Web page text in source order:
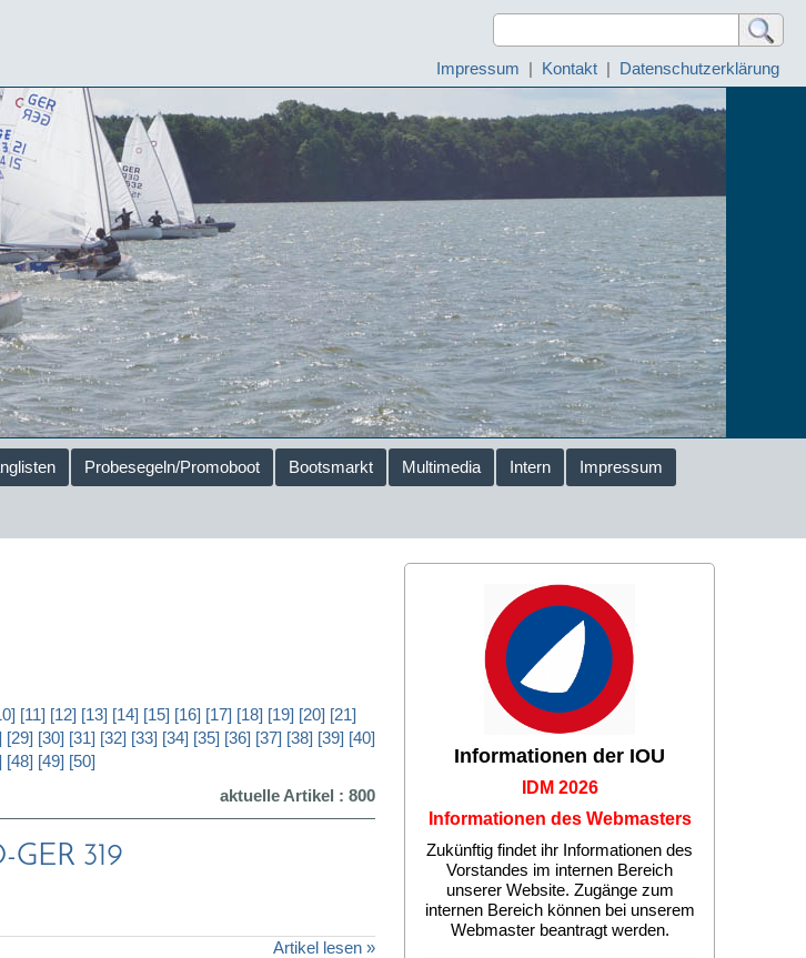
Impressum | Kontakt | Datenschutzerklärung
Probesegeln/Promoboot Bootsmarkt Multimedia Intern Impressum
[11] [12] [13] [14] [15] [16] [17] [18] [19] [20] [21]
[29] [30] [31] [32] [33] [34] [35] [36] [37] [38] [39] [40]
[48] [49] [50]
aktuelle Artikel : 800
GER 319
Artikel lesen »
Informationen der IOU
IDM 2026
Informationen des Webmasters
Zukünftig findet ihr Informationen des
Vorstandes im internen Bereich
unserer Website. Zugänge zum
internen Bereich können bei unserem
Webmaster beantragt werden.